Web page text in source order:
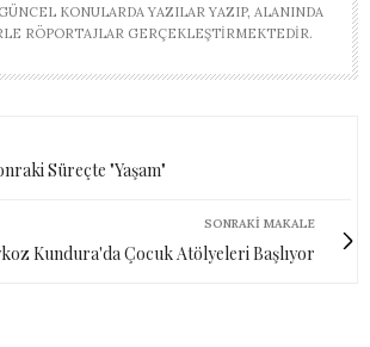
KONULARDA YAZILAR YAZIP, ALANINDA
RÖPORTAJLAR GERÇEKLEŞTIRMEKTEDIR.
Süreçte "Yaşam"
SONRAKI MAKALE
Kundura'da Çocuk Atölyeleri Başlıyor